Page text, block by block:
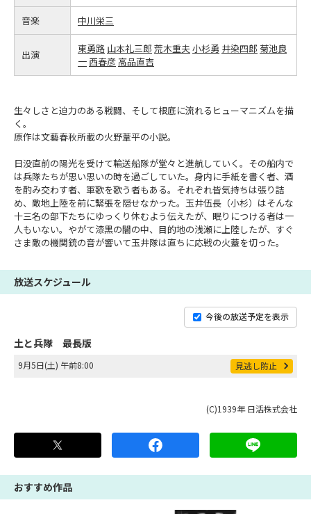
音楽 中川栄三
出演 東勇路 山本礼三郎 荒木重夫小杉勇 井染四郎 菊池良
一 西春彦 高品直吉
生々しさと迫力のある戦闘、そして根底に流れるヒューマニズムを描
く。
原作は文藝春秋所載の火野葦平の小説。
日没直前の陽光を受けて輸送船隊が堂々と進航していく。その船内で
は兵隊たちが思い思いの時を過ごしていた。身内に手紙を書く者、酒
を酌み交わす者、軍歌を歌う者もある。それぞれ皆気持ちは張り詰
め、敵地上陸を前に緊張を隠せなかった。玉井伍長（小杉）はそんな
十三名の部下たちにゆっくり休むよう伝えたが、眠りにつける者は一
人もいない。やがて漆黒の闇の中、目的地の浅瀬に上陸したが、すぐ
さま敵の機関銃の音が響いて玉井隊は直ちに応戦の火蓋を切った。
放送スケジュール
今後の放送予定を表示
土と兵隊 最長版
9月5日(土) 午前8:00 見逃し防止
(C)1939年 日活株式会社
おすすめ作品